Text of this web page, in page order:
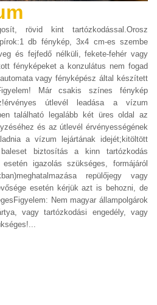
rövid kint tartózkodással.Orosz
db fénykép, 3x4 cm-es szembe
és fejfedő nélküli, fekete-fehér vagy
fényképeket a konzulátus nem fogad
vagy fényképész által készített
Már csakis színes fénykép
útlevél leadása a vízum
található legalább két üres oldal az
és az útlevél érvényességének
a vízum lejártának idejét;kitöltött
baleset biztosítás a kinn tartózkodás
igazolás szükséges, formájáról
repülőjegy vagy
esetén kérjük azt is behozni, de
Nem magyar állampolgárok
vagy tartózkodási engedély, vagy